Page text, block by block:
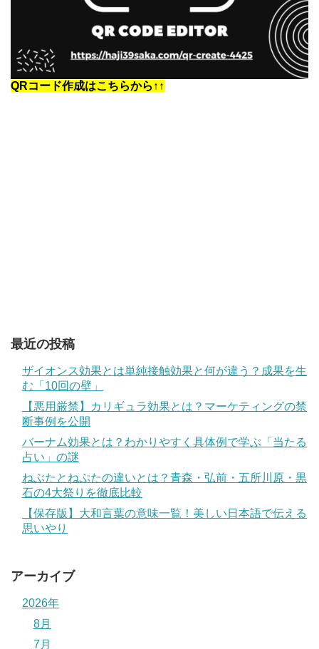
QRコード作成はこちらから↑↑
最近の投稿
ザイオンス効果とは単純接触効果と何が違う？成果を生
む「10回の壁」
【悪用厳禁】カリギュラ効果とは？マーケティングの禁
断事例を公開
バーナム効果とは？わかりやすく具体例で学ぶ「当たる
占い」の謎
ねぶたとねぷたの違いとは？青森・弘前・五所川原・黒
石の4大祭りを徹底比較
【保存版】大和言葉の意味一覧！美しい日本語で伝える
思いやり
アーカイブ
2026年
8月
7月